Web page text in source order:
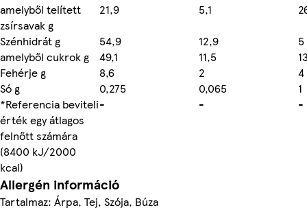
amelyből telített
zsírsavak g
21,9 5,1
Szénhidrát g
54,9 12,9
5
amelyből cukrok g
49,1 11,5
Fehérje g
8,6 2
4
Só g
0,275 0,065
1
*Referencia beviteli
érték egy átlagos
felnőtt számára
(8400 kJ/2000
kcal)
- - -
Allergén információ
Tartalmaz: Árpa, Tej, Szója, Búza